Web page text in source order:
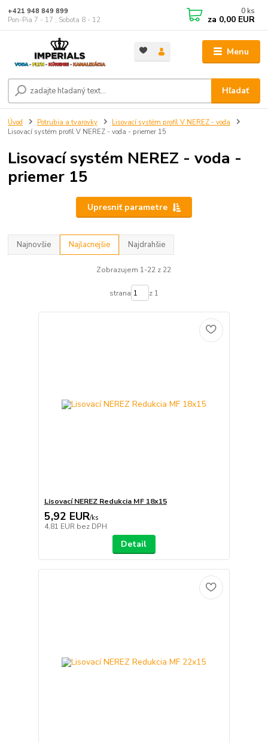
Menu
Hľadať
+421 948 849 899
Pon-Pia 7 - 17 ; Sobota 8 - 12
0 ks
za 0,00 EUR
Úvod Potrubia a tvarovky
Lisovací systém profil V NEREZ - voda
Lisovací systém profil V NEREZ - voda - priemer 15
Lisovací systém NEREZ - voda -
priemer 15
Upresniť parametre
Najnovšie Najlacnejšie Najdrahšie
Zobrazujem 1-22 z 22
strana z 1
Lisovací NEREZ Redukcia MF 18x15
5,92 EUR/ks
4,81 EUR bez DPH
Detail